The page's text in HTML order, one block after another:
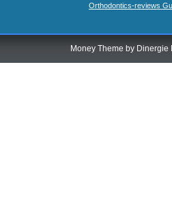
Orthodontics-reviews
Money Theme by Dinergie